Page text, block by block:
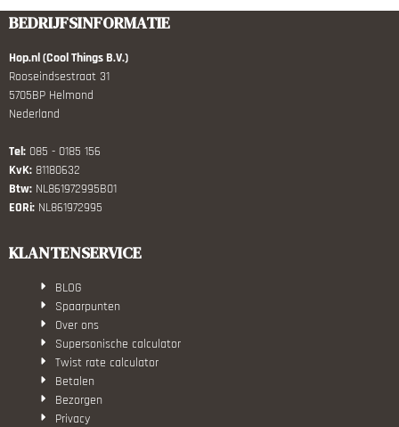
BEDRIJFSINFORMATIE
Hop.nl (Cool Things B.V.)
Rooseindsestraat 31
5705BP Helmond
Nederland
Tel: 085 - 0185 156
KvK: 81180632
Btw: NL861972995B01
EORi: NL861972995
KLANTENSERVICE
BLOG
Spaarpunten
Over ons
Supersonische calculator
Twist rate calculator
Betalen
Bezorgen
Privacy